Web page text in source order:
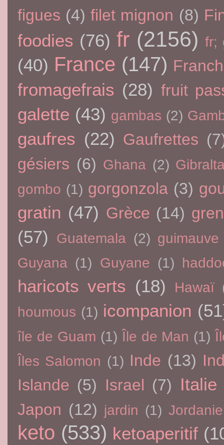
figues (4) filet mignon (8)
foodies (76) fr (2156) fr;
(40) France (147)
fromagefrais (28) fruit
galette (43) gambas (2)
gaufres (22) Gaufrettes
gésiers (6) Ghana (2)
gombo (1) gorgonzola (3)
gratin (47) Grèce (14)
(57) Guatemala (2) guimauve
Guyana (1) Guyane (1)
haricots verts (18) Hawaï
houmous (1) icompanion
île de Guam (1) Île de Man (1)
Îles Salomon (1) Inde (13)
Islande (5) Israel (7) Italie
Japon (12) jardin (1) Jordanie
keto (533) ketoaperitif